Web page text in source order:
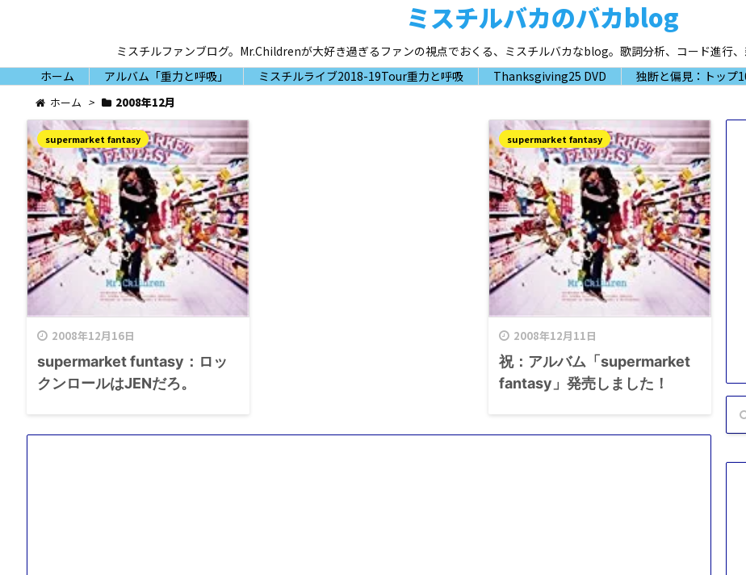
ミスチルバカのバカblog
ミスチルファンブログ。Mr.Childrenが大好き過ぎるファンの視点でおくる、ミスチルバカなblog。歌詞分析、コード進行、
ホーム
アルバム「重力と呼吸」 ミスチルライブ2018-19Tour重力と呼吸 Thanksgiving25 DVD 独断と偏見：トップ
ホーム > 2008年12月
2008年12月16日
supermarket fantasy
supermarket funtasy：ロッ
クンロールはJENだろ。
2008年12月11日
supermarket fantasy
祝：アルバム「supermarket
fantasy」発売しました！